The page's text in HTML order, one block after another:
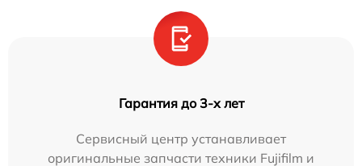
Гарантия до 3-х лет
Сервисный центр устанавливает
оригинальные запчасти техники Fujifilm и